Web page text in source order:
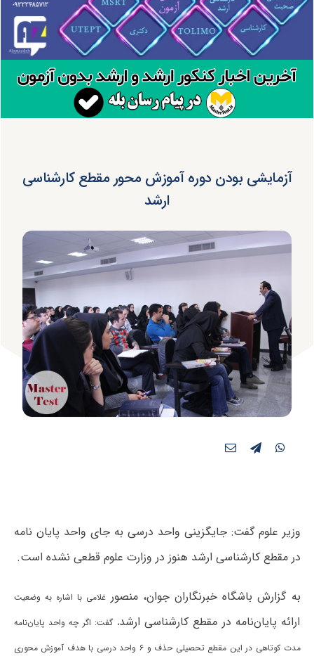
آزمایشی بودن دوره آموزش محور مقطع کارشناسی
ارشد
وزیر علوم گفت: جایگزینی واحد درسی به جای واحد پایان‌ نامه
در مقطع کارشناسی ارشد هنوز در وزارت علوم قطعی نشده است.
به گزارش باشگاه خبرنگاران جوان، منصورغلامی با اشاره به وضعیت
ارائه پایان‌نامه‌ در مقطع کارشناسی ارشد، گفت: اگر چه واحد پایان‌نامه‌
مدت کوتاهی در این مقطع تحصیلی حذف و ۶ واحد درسی با هدف آموزش محوری